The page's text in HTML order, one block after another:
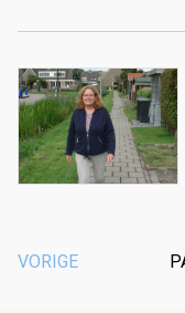
VORIGE